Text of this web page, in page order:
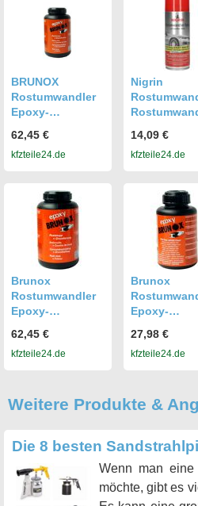
BRUNOX
Rostumwandler
Epoxy-
[1 L] br100ep 1l
62,45 €
kfzteile24.de
Nigrin
74107 0.4l
14,09 €
kfzteile24.de
Brunox
Rostumwandler
Epoxy-
[1 L] Br100ep 1l
62,45 €
kfzteile24.de
Brunox
Epoxy-
[250 Ml]
0.25l
27,98 €
kfzteile24.de
Weitere Produkte &
Die 8 besten
Wenn man eine
möchte, gibt es